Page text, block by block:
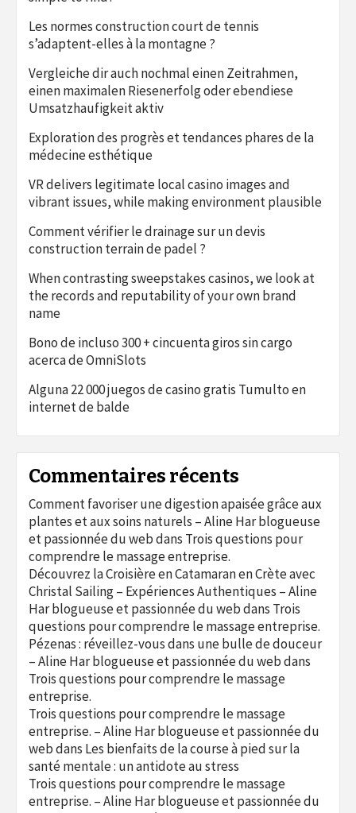
Les normes construction court de tennis
s’adaptent-elles à la montagne ?
Vergleiche dir auch nochmal einen Zeitrahmen,
einen maximalen Riesenerfolg oder ebendiese
Umsatzhaufigkeit aktiv
Exploration des progrès et tendances phares de la
médecine esthétique
VR delivers legitimate local casino images and
vibrant issues, while making environment plausible
Comment vérifier le drainage sur un devis
construction terrain de padel ?
When contrasting sweepstakes casinos, we look at
the records and reputability of your own brand
name
Bono de incluso 300 + cincuenta giros sin cargo
acerca de OmniSlots
Alguna 22 000 juegos de casino gratis Tumulto en
internet de balde
Commentaires récents
Comment favoriser une digestion apaisée grâce aux
plantes et aux soins naturels – Aline Har blogueuse
et passionnée du webdans Trois questions pour
comprendre le massage entreprise.
Découvrez la Croisière en Catamaran en Crète avec
Christal Sailing – Expériences Authentiques – Aline
Har blogueuse et passionnée du webdans Trois
questions pour comprendre le massage entreprise.
Pézenas : réveillez-vous dans une bulle de douceur
– Aline Har blogueuse et passionnée du webdans
Trois questions pour comprendre le massage
entreprise.
Trois questions pour comprendre le massage
entreprise. – Aline Har blogueuse et passionnée du
webdans Les bienfaits de la course à pied sur la
santé mentale : un antidote au stress
Trois questions pour comprendre le massage
entreprise. – Aline Har blogueuse et passionnée du